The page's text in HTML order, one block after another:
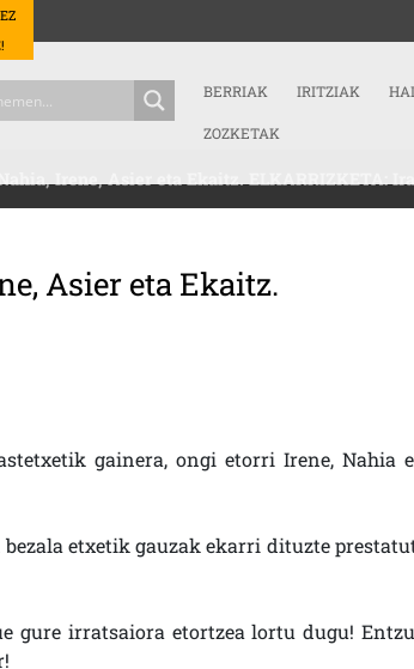
BERRIAK IRITZIAK
ZOZKETAK
Irene, Asier eta Ekaitz. ELKARRIZKETA:
Asier eta Ekaitz.
gainera, ongi etorri Irene, Nahia
etxetik gauzak ekarri dituzte
gure irratsaiora etortzea lortu dugu!